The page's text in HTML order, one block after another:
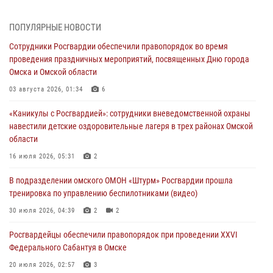
тренировка по управлению беспилотниками (видео)
30 июля 2026, 04:39 2
Росгвардия обеспечила безопасность уникального передвижного
29 июля 2026, 01:49
Росгвардейцы приняли участие в крестном ходе в День крещения
Руси в Омске
При содействии спецназа Росгвардии пресечены нарушения
миграционного законодательства в Омске (видео)
ПОПУЛЯРНЫЕ НОВОСТИ
Сотрудники Росгвардии обеспечили правопорядок во время
проведения праздничных мероприятий, посвященных Дню города
Омска и Омской области
03 августа 2026, 01:34 6
«Каникулы с Росгвардией»: сотрудники вневедомственной охраны
навестили детские оздоровительные лагеря в трех районах Омской
области
16 июля 2026, 05:31 2
В подразделении омского ОМОН «Штурм» Росгвардии прошла
тренировка по управлению беспилотниками (видео)
30 июля 2026, 04:39 2 2
Росгвардейцы обеcпечили правопорядок при проведении XXVI
Федерального Сабантуя в Омске
20 июля 2026, 02:57 3